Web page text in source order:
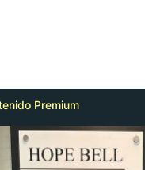
Premium